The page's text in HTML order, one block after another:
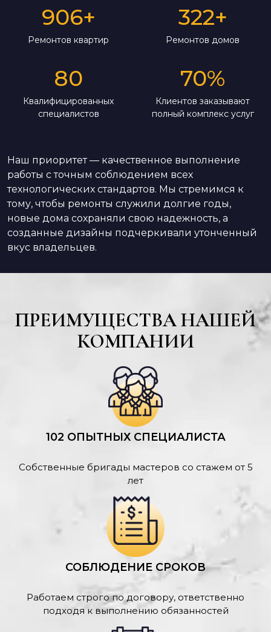
906+
Ремонтов квартир
322+
Ремонтов домов
80
Квалифицированных
специалистов
70%
Клиентов заказывают
полный комплекс услуг
Наш приоритет — качественное выполнение
работы с точным соблюдением всех
технологических стандартов. Мы стремимся к
тому, чтобы ремонты служили долгие годы,
новые дома сохраняли свою надежность, а
созданные дизайны подчеркивали утонченный
вкус владельцев.
ПРЕИМУЩЕСТВА НАШЕЙ
КОМПАНИИ
102 ОПЫТНЫХ СПЕЦИАЛИСТА
Собственные бригады мастеров со стажем от 5
лет
СОБЛЮДЕНИЕ СРОКОВ
Работаем строго по договору, ответственно
подходя к выполнению обязанностей